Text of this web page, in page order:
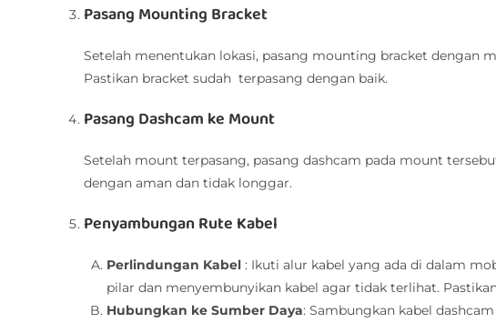
Pasang Mounting Bracket
Setelah menentukan lokasi, pasang mounting bracket dengan
Pastikan bracket sudah terpasang dengan baik.
Pasang Dashcam ke Mount
Setelah mount terpasang, pasang dashcam pada mount
dengan aman dan tidak longgar.
Penyambungan Rute Kabel
Perlindungan Kabel : Ikuti alur kabel yang ada di dalam
pilar dan menyembunyikan kabel agar tidak terlihat.
Hubungkan ke Sumber Daya: Sambungkan kabel